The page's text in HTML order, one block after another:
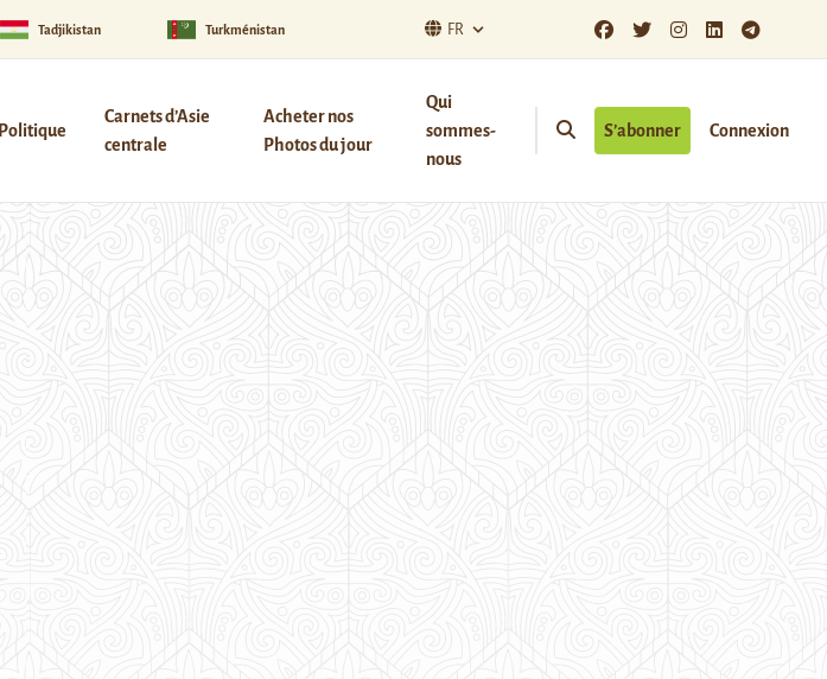
Tadjikistan Turkménistan FR
Politique
Carnets d’Asie
centrale
Acheter nos
Photos du jour
Qui
sommes-
nous
S’abonner Connexion